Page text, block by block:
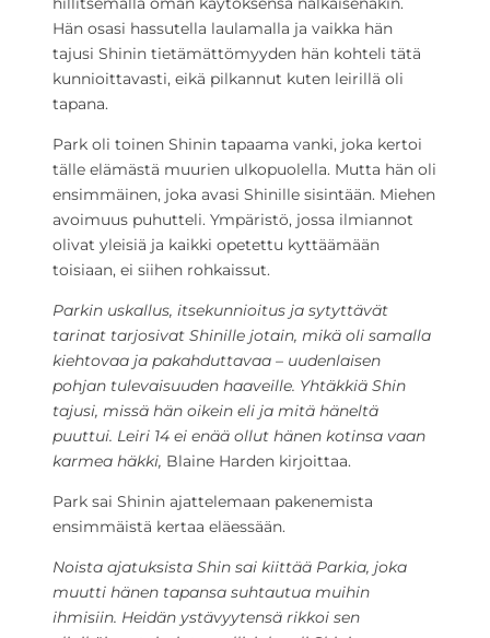
Hän osasi hassutella laulamalla ja vaikka hän
tajusi Shinin tietämättömyyden hän kohteli tätä
kunnioittavasti, eikä pilkannut kuten leirillä oli
tapana.
Park oli toinen Shinin tapaama vanki, joka kertoi
tälle elämästä muurien ulkopuolella. Mutta hän oli
ensimmäinen, joka avasi Shinille sisintään. Miehen
avoimuus puhutteli. Ympäristö, jossa ilmiannot
olivat yleisiä ja kaikki opetettu kyttäämään
toisiaan, ei siihen rohkaissut.
Parkin uskallus, itsekunnioitus ja sytyttävät
tarinat tarjosivat Shinille jotain, mikä oli samalla
kiehtovaa ja pakahduttavaa – uudenlaisen
pohjan tulevaisuuden haaveille. Yhtäkkiä Shin
tajusi, missä hän oikein eli ja mitä häneltä
puuttui. Leiri 14 ei enää ollut hänen kotinsa vaan
karmea häkki, Blaine Harden kirjoittaa.
Park sai Shinin ajattelemaan pakenemista
ensimmäistä kertaa eläessään.
Noista ajatuksista Shin sai kiittää Parkia, joka
muutti hänen tapansa suhtautua muihin
ihmisiin. Heidän ystävyytensä rikkoi sen